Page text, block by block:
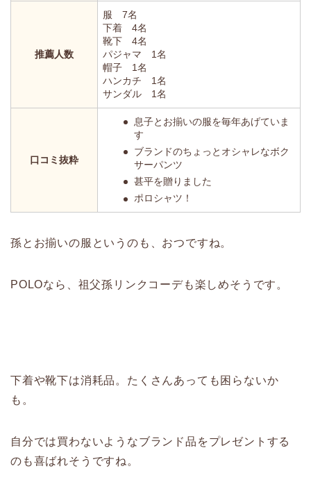
推薦人数
服 7名
下着 4名
靴下 4名
パジャマ 1名
帽子 1名
ハンカチ 1名
サンダル 1名
口コミ抜粋
息子とお揃いの服を毎年あげていま
す
ブランドのちょっとオシャレなボク
サーパンツ
甚平を贈りました
ポロシャツ！
孫とお揃いの服というのも、おつですね。
POLOなら、祖父孫リンクコーデも楽しめそうです。
下着や靴下は消耗品。たくさんあっても困らないか
も。
自分では買わないようなブランド品をプレゼントする
のも喜ばれそうですね。